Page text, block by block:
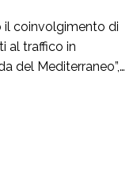
il coinvolgimento di
al traffico in
del Mediterraneo”,
Grimaldi (CS)
è intervenuto il
[…]